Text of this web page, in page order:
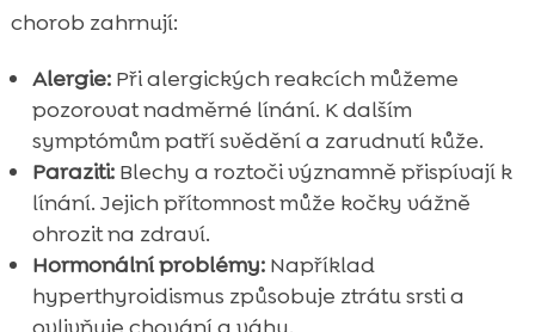
chorob zahrnují:
Alergie:Při alergických reakcích můžeme
pozorovat nadměrné línání. K dalším
symptómům patří svědění a zarudnutí kůže.
Paraziti:Blechy a roztoči významně přispívají k
línání. Jejich přítomnost může kočky vážně
ohrozit na zdraví.
Hormonální problémy:Například
hyperthyroidismus způsobuje ztrátu srsti a